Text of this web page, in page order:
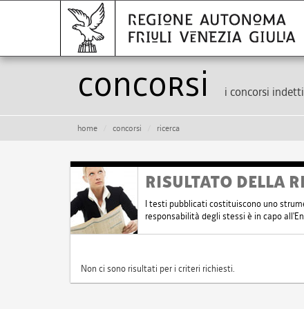
Concorsi i concorsi
home concorsi ricerca
RISULTATO DELLA
I testi pubblicati costituiscono uno
responsabilità degli stessi è in capo
Non ci sono risultati per i criteri richiesti.